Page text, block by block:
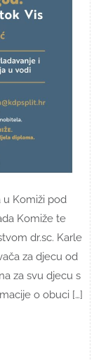
u Komiži pod
Komiže te
dr.sc. Karle
za djecu od
za svu djecu s
o obuci […]